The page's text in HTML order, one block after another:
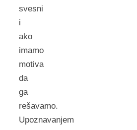
svesni
i
ako
imamo
motiva
da
ga
rešavamo.
Upoznavanjem